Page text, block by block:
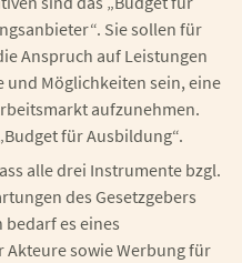
Sie sollen für
Anspruch auf Leistungen
und Möglichkeiten sein, eine
aufzunehmen.
für Ausbildung“.
alle drei Instrumente bzgl.
des Gesetzgebers
es eines
sowie Werbung für